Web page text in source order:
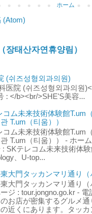
ホーム
(Atom)
장태산자연휴양림）
(쉬즈성형외과의원)
医院 (쉬즈성형외과의원
: </b><br/>SHE'S美容...
コム未来技術体験館T.um
T.um（티움））
コム未来技術体験館T.um
T.um（티움）） - ホー
: SKテレコム未来技術体
、U-top...
大門タッカンマリ通り
大門タッカンマリ通り
ジ : tour.jongno.go.kr -
お店が密集するグルメ
近くにあります。タッ